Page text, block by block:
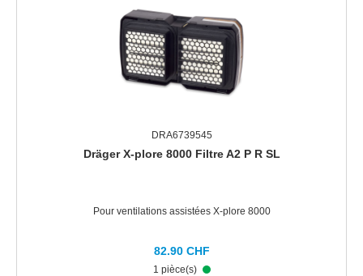
DRA6739545
Dräger X-plore 8000 Filtre A2 P R SL
Pour ventilations assistées X-plore 8000
1 pièce(s)
82.90 CHF